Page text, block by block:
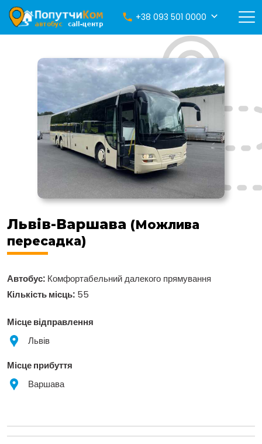
+38 093 501 0000
Львів-Варшава (Можлива
пересадка)
Автобус: Комфортабельний далекого прямування
Кількість місць: 55
Місце відправлення
Львів
Місце прибуття
Варшава